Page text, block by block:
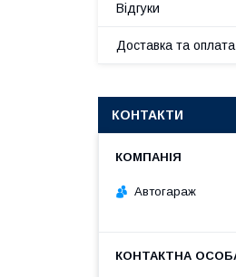
Відгуки
Доставка та оплата
КОНТАКТИ
Автогараж